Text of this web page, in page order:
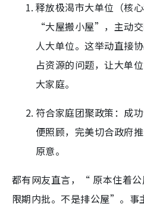
释放极渴市大单位（核
“大屋搬小屋”，主动
人大单位。这举动直接
占资源的问题，让大单
大家庭。
符合家庭团聚政策：成
便照顾，完美切合政府
原意。
都有网友直言，“ 原本住着
限期内批。不是排公屋”。